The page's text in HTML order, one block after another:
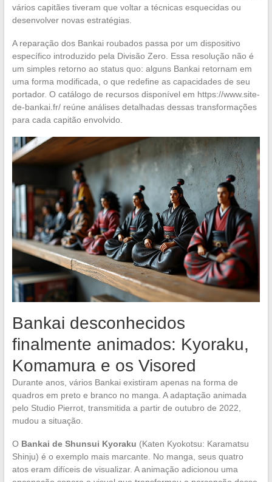
vários capitães tiveram que voltar a técnicas esquecidas ou
desenvolver novas estratégias.
A reparação dos Bankai roubados passa por um dispositivo
específico introduzido pela Divisão Zero. Essa resolução não é
um simples retorno ao status quo: alguns Bankai retornam em
uma forma modificada, o que redefine as capacidades de seu
portador. O catálogo de recursos disponível em https://www.site-
de-bankai.fr/ reúne análises detalhadas dessas transformações
para cada capitão envolvido.
Bankai desconhecidos
finalmente animados: Kyoraku,
Komamura e os Visored
Durante anos, vários Bankai existiram apenas na forma de
quadros em preto e branco no manga. A adaptação animada
pelo Studio Pierrot, transmitida a partir de outubro de 2022,
mudou a situação.
O Bankai de Shunsui Kyoraku (Katen Kyokotsu: Karamatsu
Shinju) é o exemplo mais marcante. No manga, seus quatro
atos eram difíceis de visualizar. A animação adicionou uma